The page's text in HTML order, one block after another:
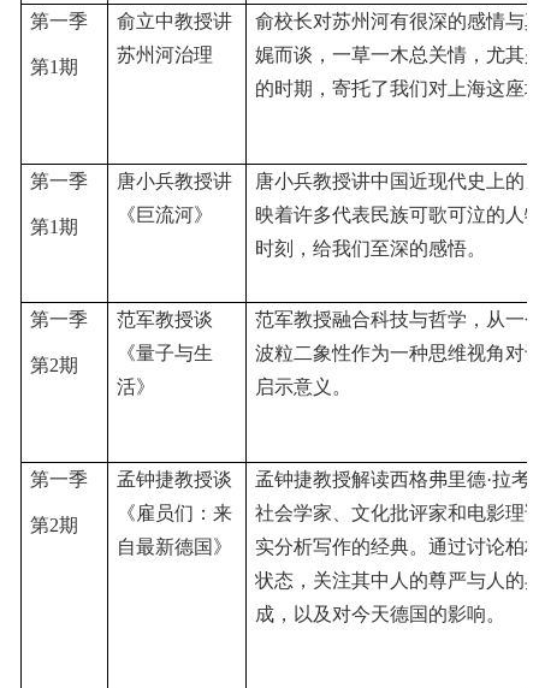
第一季
第1期
俞立中教授讲
苏州河治理
俞校长对苏州河有很深的感情与
娓而谈，一草一木总关情，尤其
的时期，寄托了我们对上海这座
第一季
第1期
唐小兵教授讲
《巨流河》
唐小兵教授讲中国近现代史上的
映着许多代表民族可歌可泣的人
时刻，给我们至深的感悟。
第一季
第2期
范军教授谈
《量子与生
活》
范军教授融合科技与哲学，从一
波粒二象性作为一种思维视角对
启示意义。
第一季
第2期
孟钟捷教授谈
《雇员们：来
自最新德国》
孟钟捷教授解读西格弗里德·拉考
社会学家、文化批评家和电影理
实分析写作的经典。通过讨论柏
状态，关注其中人的尊严与人的
成，以及对今天德国的影响。